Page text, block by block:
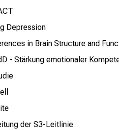
Depression
in Brain Structure and
- Stärkung emotionaler
der S3-Leitlinie